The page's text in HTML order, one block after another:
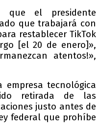
que el presidente
que trabajará con
restablecer TikTok
[el 20 de enero]»,
atentos!»,
empresa tecnológica
retirada de las
justo antes de
federal que prohíbe